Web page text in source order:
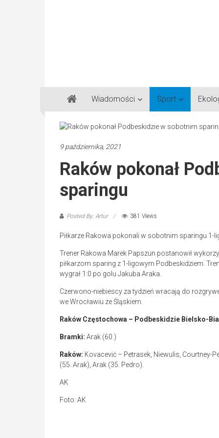
Gazeta
Regionalna
Częstochowa,
Lubliniec,
Wiadomości Sport
9 października, 2021
Raków pokonał
sparingu
Posted By: Artur 381 Views
Piłkarze Rakowa pokonali w sobotnim sparingu 1-
Trener Rakowa Marek Papszun postanowił
piłkarzom sparing z 1-ligowym Podbeskidziem.
wygrał 1:0 po golu Jakuba Araka.
Czerwono-niebiescy za tydzień wracają do
we Wrocławiu ze Śląskiem.
Raków Częstochowa – Podbeskidzie Bielsko-
Bramki: Arak (60.)
Raków: Kovacević – Petrasek, Niewulis, Courtney-
(55. Arak), Arak (35. Pedro).
AK
Foto: AK